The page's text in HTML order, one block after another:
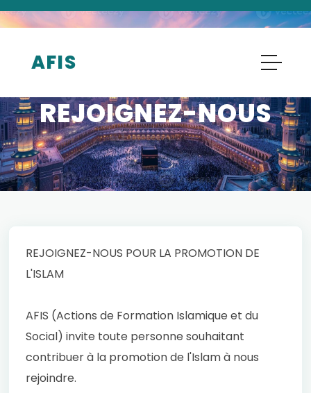
AFIS
PROMOTION DE L'ISLAM – SOUMISSION DE
REJOIGNEZ-NOUS
REJOIGNEZ-NOUS POUR LA PROMOTION DE
L'ISLAM
AFIS (Actions de Formation Islamique et du
Social) invite toute personne souhaitant
contribuer à la promotion de l'Islam à nous
rejoindre.